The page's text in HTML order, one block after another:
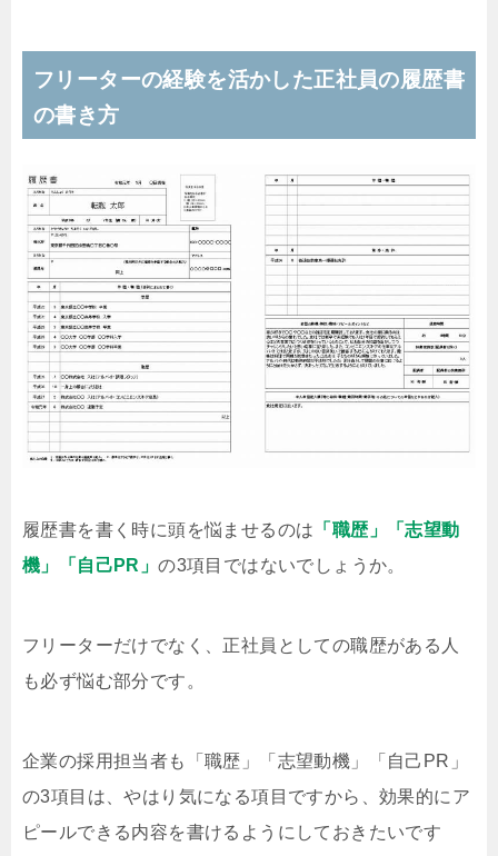
フリーターの経験を活かした正社員の履歴書
の書き方
履歴書を書く時に頭を悩ませるのは 「職歴」「志望動
機」「自己PR」の3項目ではないでしょうか。
フリーターだけでなく、正社員としての職歴がある人
も必ず悩む部分です。
企業の採用担当者も「職歴」「志望動機」「自己PR」
の3項目は、やはり気になる項目ですから、効果的にア
ピールできる内容を書けるようにしておきたいです